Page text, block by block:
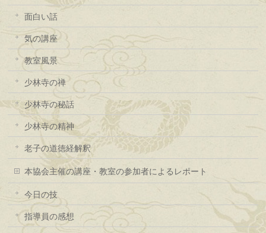
面白い話
気の講座
教室風景
少林寺の禅
少林寺の秘話
少林寺の精神
老子の道徳経解釈
本協会主催の講座・教室の参加者によるレポート
今日の技
指導員の感想